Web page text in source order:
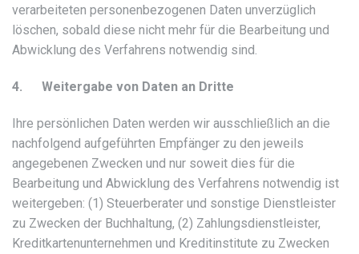
verarbeiteten personenbezogenen Daten unverzüglich
löschen, sobald diese nicht mehr für die Bearbeitung und
Abwicklung des Verfahrens notwendig sind.
4. Weitergabe von Daten an Dritte
Ihre persönlichen Daten werden wir ausschließlich an die
nachfolgend aufgeführten Empfänger zu den jeweils
angegebenen Zwecken und nur soweit dies für die
Bearbeitung und Abwicklung des Verfahrens notwendig ist
weitergeben: (1) Steuerberater und sonstige Dienstleister
zu Zwecken der Buchhaltung, (2) Zahlungsdienstleister,
Kreditkartenunternehmen und Kreditinstitute zu Zwecken